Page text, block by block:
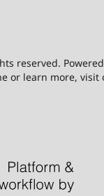
reserved.
or learn more,